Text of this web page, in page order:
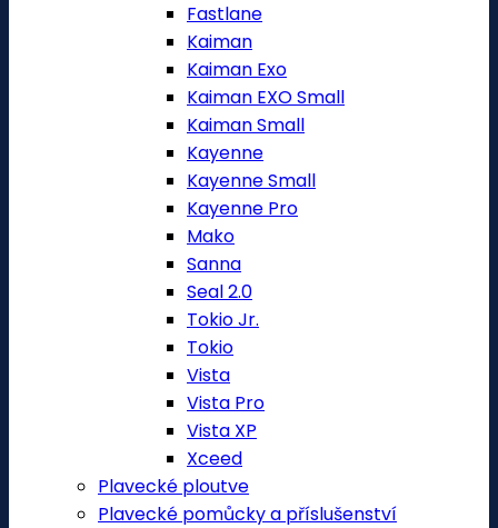
Fastlane
Kaiman
Kaiman Exo
Kaiman EXO Small
Kaiman Small
Kayenne
Kayenne Small
Kayenne Pro
Mako
Sanna
Seal 2.0
Tokio Jr.
Tokio
Vista
Vista Pro
Vista XP
Xceed
Plavecké ploutve
Plavecké pomůcky a příslušenství